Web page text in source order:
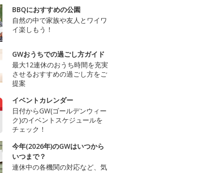
BBQにおすすめの公園
自然の中で家族や友人とワイワ
イ楽しもう！
GWおうちでの過ごし方ガイド
最大12連休のおうち時間を充実
させるおすすめの過ごし方をご
提案
イベントカレンダー
日付からGW(ゴールデンウィー
ク)のイベントスケジュールを
チェック！
今年(2026年)のGWはいつから
いつまで？
連休中の各機関の対応など、気